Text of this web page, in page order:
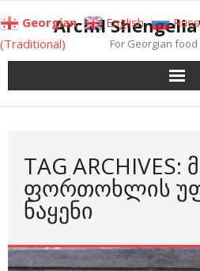
to
content
Archil
For Georgian
TAG ARCHIVES:
ᲤᲝᲠᲗᲝᲮᲚᲘᲡ
ᲜᲐᲧᲔᲜᲘ
Georgian English
(Traditional)